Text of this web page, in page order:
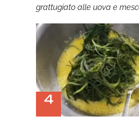
grattugiato alle uova e
4